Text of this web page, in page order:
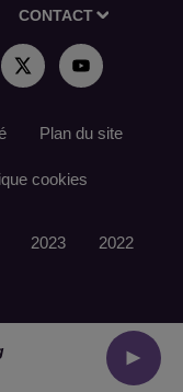
CONTACT
Plan du site
cookies
2023 2022